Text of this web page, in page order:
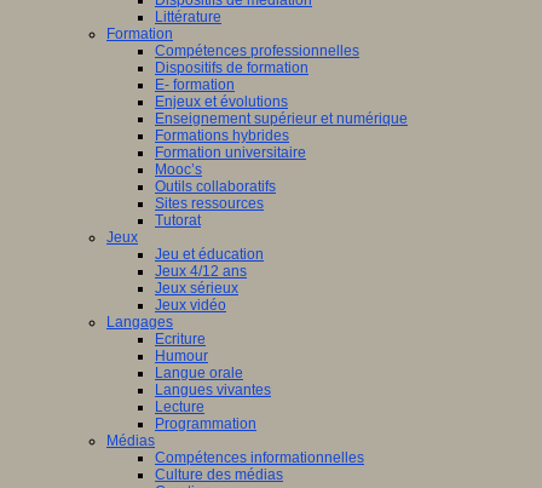
Littérature
Formation
Compétences professionnelles
Dispositifs de formation
E- formation
Enjeux et évolutions
Enseignement supérieur et numérique
Formations hybrides
Formation universitaire
Mooc’s
Outils collaboratifs
Sites ressources
Tutorat
Jeux
Jeu et éducation
Jeux 4/12 ans
Jeux sérieux
Jeux vidéo
Langages
Ecriture
Humour
Langue orale
Langues vivantes
Lecture
Programmation
Médias
Compétences informationnelles
Culture des médias